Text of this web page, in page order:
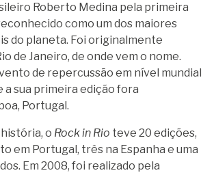
Roberto Medina pela primeira
como um dos maiores
do planeta. Foi originalmente
de Janeiro, de onde vem o nome.
de repercussão em nível mundial
a sua primeira edição fora
Portugal.
o Rock in Rio teve 20 edições,
em Portugal, três na Espanha e uma
Em 2008, foi realizado pela